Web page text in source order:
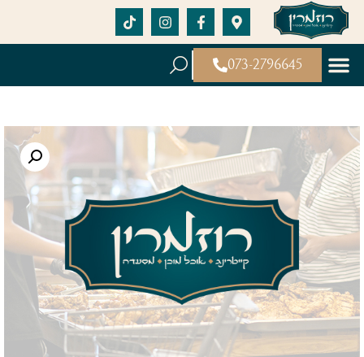
073-2796645